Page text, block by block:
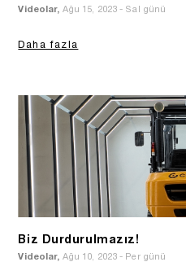
Videolar, Ağu 15, 2023 - Sal günü
Daha fazla
Biz Durdurulmazız!
Videolar, Ağu 10, 2023 - Per günü